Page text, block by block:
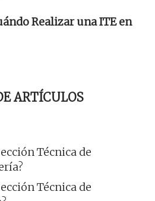
Realizar una ITE en
ARTÍCULOS
Técnica de
Técnica de